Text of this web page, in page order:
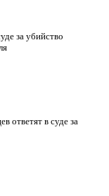
за убийство
ответят в суде за